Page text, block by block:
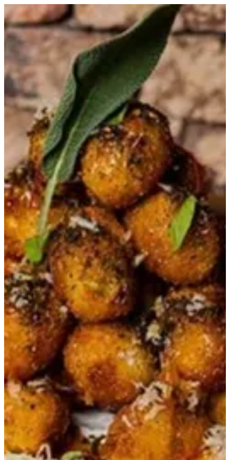
EN
تسجيل الدخول
EN
أوليفيو
زيتون محشو مقلي مقدم مع اللبنة والزعتر والبارميزان وزيت الفلفل الحار.
45 ر.ق
تعليمات خاصة
أوليفيو | ترباني قطر